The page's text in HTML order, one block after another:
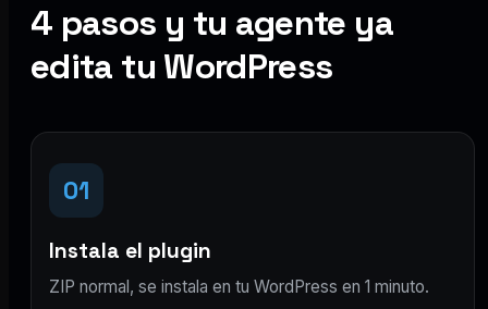
4 pasos y tu agente ya
edita tu WordPress
01
Instala el plugin
ZIP normal, se instala en tu WordPress en 1 minuto.